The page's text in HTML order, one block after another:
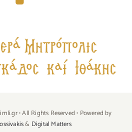
• All Rights Reserved • Powered by
& Digital Matters